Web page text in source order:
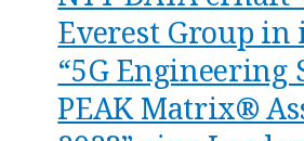
Everest Group
“5G Engineering
PEAK Matrix®